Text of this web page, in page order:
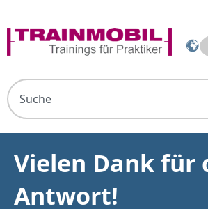
Vielen Dank für
Antwort!